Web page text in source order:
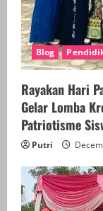
Blog
Rayakan Hari
Gelar Lomba
Patriotisme
Putri